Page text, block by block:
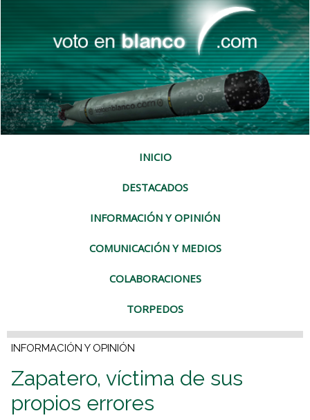
INICIO
DESTACADOS
INFORMACIÓN Y OPINIÓN
COMUNICACIÓN Y MEDIOS
COLABORACIONES
TORPEDOS
INFORMACIÓN Y OPINIÓN
Zapatero, víctima de sus
propios errores